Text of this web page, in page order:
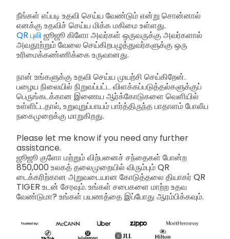
நீங்கள் எப்படி உதவி செய்ய வேண்டும் என்று சொன்னால்
எனக்கு உதவிச் செய்ய மிக்க மகிமை உள்ளது.
QR புலி ஜூஜூ கிளோ அவர்கள் ஒருவருக்கு அவர்களால்
அவதூற்றும் வேலை செய்கிறபழுத்துவர்களுக்கு ஒரு
உரிமைக்கண்ணிக்கை உருவானது.
நான் உங்களுக்கு உதவி செய்ய முயற்சி செய்கிறேன்.
பழைய நிலையில் நிறுவப்பட்ட விளக்கப்படுத்தல்களுக்குப்
பெருங்கடக்கான இணைய ஆர்க்கோடுகளை வெளியில்
உள்ளிட்டதால், உறுவுறுப்பாயம் பார்த்திருந்த பாதாளம் போலீய
நகைமுறைக்கு மாறுகிறது.
Please let me know if you need any further
assistance.
ஜூஜூ குளோ மற்றும் விற்பனைச் சந்தைகள் போன்ற
850,000 உலகத் தலைமுறையில் விரும்பும் QR
டைக்கரிற்கான அறுவடையான கோடுத்தலை தியாகர் QR
TIGER உடன் சேரவும். உங்கள் சபைகளை மாற்ற உதவ
வேண்டுமா? உங்கள் பயணத்தை இப்போது ஆரம்பிக்கவும்.